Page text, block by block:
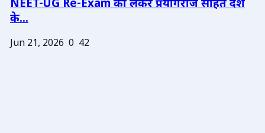
NEET-UG Re-Exam को लेकर प्रयागराज सहित देश
के...
Jun 21, 2026 0 42